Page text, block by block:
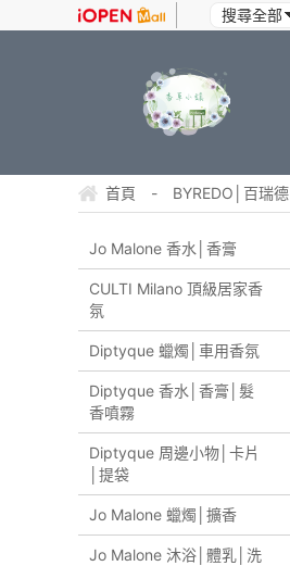
首頁 - BYREDO│百瑞德
Jo Malone 香水│香膏
CULTI Milano 頂級居家香
氛
Diptyque 蠟燭│車用香氛
Diptyque 香水│香膏│髮
香噴霧
Diptyque 周邊小物│卡片
│提袋
Jo Malone 蠟燭│擴香
Jo Malone 沐浴│體乳│洗